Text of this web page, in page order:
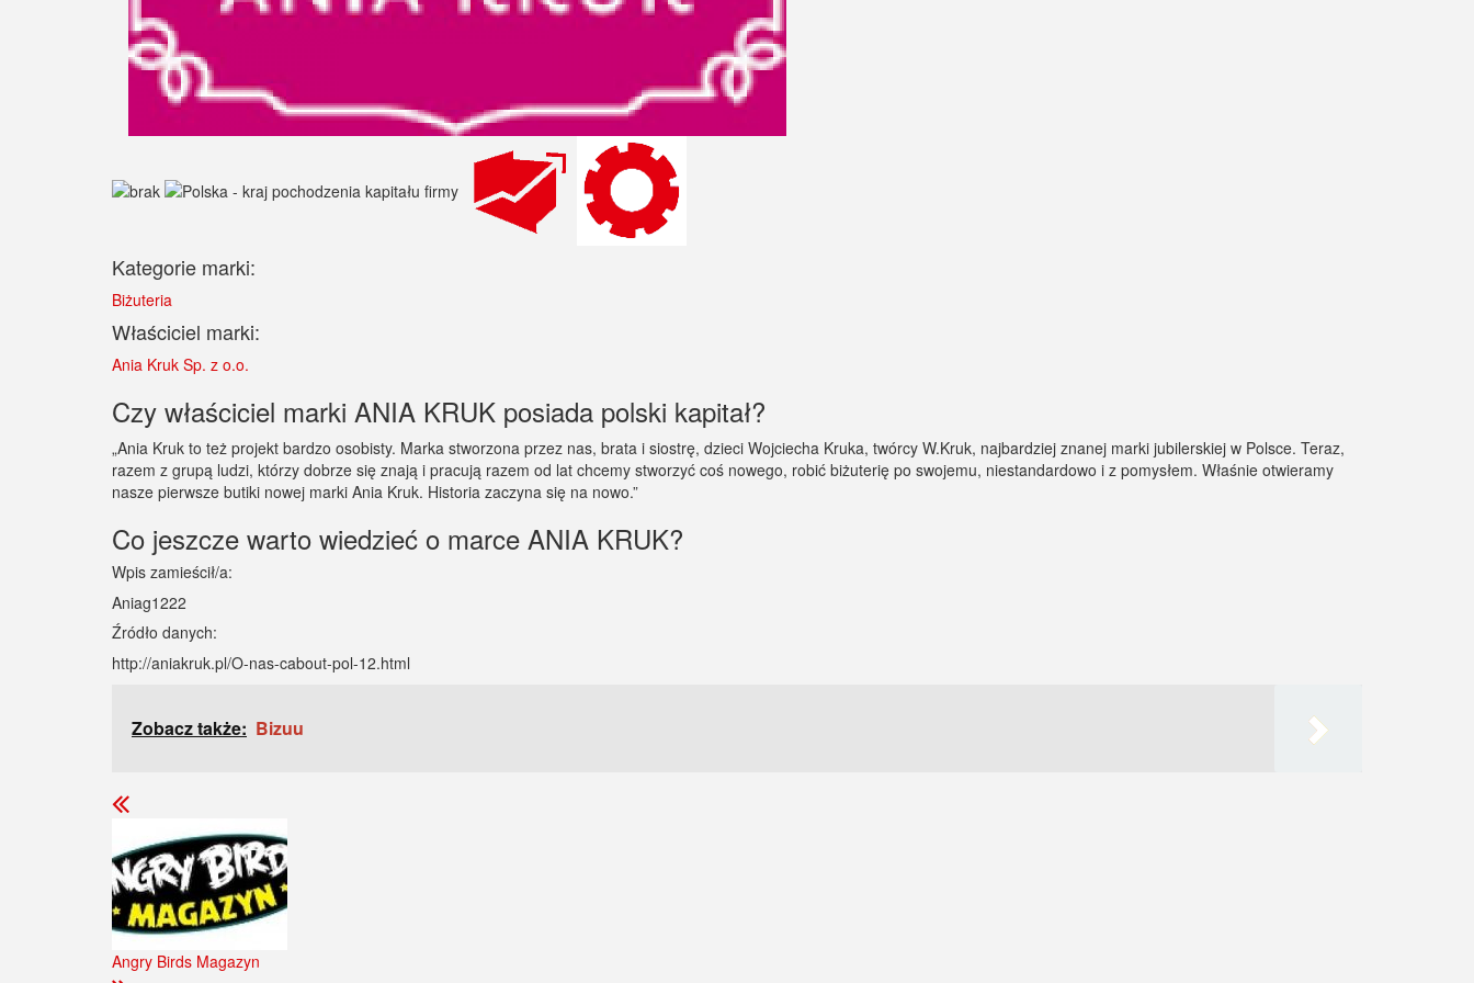
Kategorie marki:
Biżuteria
Właściciel marki:
Ania Kruk Sp. z o.o.
Czy właściciel marki ANIA KRUK posiada polski kapitał?
„Ania Kruk to też projekt bardzo osobisty. Marka stworzona przez nas, brata i siostrę, dzieci Wojciecha Kruka, twórcy W.Kruk, najbardziej znanej marki jubilerskiej w Polsce. Teraz,
razem z grupą ludzi, którzy dobrze się znają i pracują razem od lat chcemy stworzyć coś nowego, robić biżuterię po swojemu, niestandardowo i z pomysłem. Właśnie otwieramy
nasze pierwsze butiki nowej marki Ania Kruk. Historia zaczyna się na nowo.”
Co jeszcze warto wiedzieć o marce ANIA KRUK?
Wpis zamieścił/a:
Aniag1222
Źródło danych:
http://aniakruk.pl/O-nas-cabout-pol-12.html
Zobacz także: Bizuu
Angry Birds Magazyn